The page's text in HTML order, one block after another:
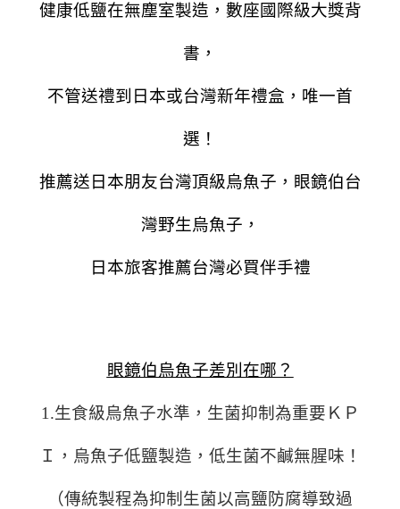
健康低鹽在無塵室製造，數座國際級大獎背
書，
不管送禮到日本或台灣新年禮盒，唯一首
選！
推薦送日本朋友台灣頂級烏魚子，眼鏡伯台
灣野生烏魚子，
日本旅客推薦台灣必買伴手禮
眼鏡伯烏魚子差別在哪？
1.生食級烏魚子水準，生菌抑制為重要ＫＰ
Ｉ，烏魚子低鹽製造，低生菌不鹹無腥味！
（傳統製程為抑制生菌以高鹽防腐導致過